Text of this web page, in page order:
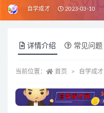
自学成才 2023-03-10
详情介绍 常见问题
当前位置： 首页 自学成才